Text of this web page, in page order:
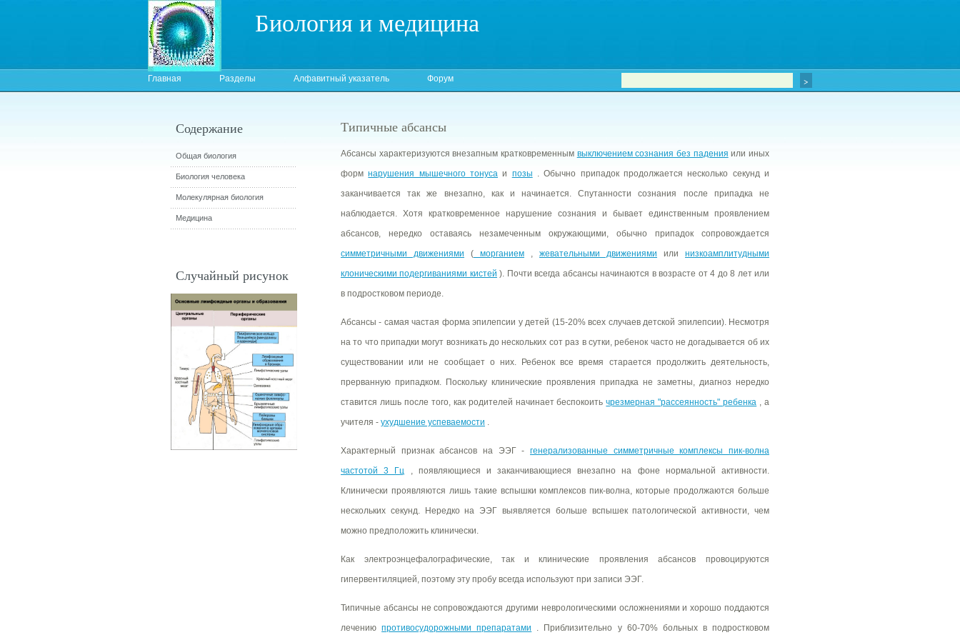
Биология и медицина
Главная Разделы Алфавитный указатель Форум
Типичные абсансы
Абсансы характеризуются внезапным кратковременным выключением сознания без падения или иных
формнарушения мышечного тонуса и позы . Обычно припадок продолжается несколько секунд и
заканчивается так же внезапно, как и начинается. Спутанности сознания после припадка не
наблюдается. Хотя кратковременное нарушение сознания и бывает единственным проявлением
абсансов, нередко оставаясь незамеченным окружающими, обычно припадок сопровождается
симметричными движениями ( морганием , жевательными движениями или низкоамплитудными
клоническими подергиваниями кистей ). Почти всегда абсансы начинаются в возрасте от 4 до 8 лет или
в подростковом периоде.
Абсансы - самая частая форма эпилепсии у детей (15-20% всех случаев детской эпилепсии). Несмотря
на то что припадки могут возникать до нескольких сот раз в сутки, ребенок часто не догадывается об их
существовании или не сообщает о них. Ребенок все время старается продолжить деятельность,
прерванную припадком. Поскольку клинические проявления припадка не заметны, диагноз нередко
ставится лишь после того, как родителей начинает беспокоитьчрезмерная "рассеянность" ребенка , а
учителя - ухудшение успеваемости .
Характерный признак абсансов на ЭЭГ - генерализованные симметричные комплексы пик-волна
частотой 3 Гц , появляющиеся и заканчивающиеся внезапно на фоне нормальной активности.
Клинически проявляются лишь такие вспышки комплексов пик-волна, которые продолжаются больше
нескольких секунд. Нередко на ЭЭГ выявляется больше вспышек патологической активности, чем
можно предположить клинически.
Как электроэнцефалографические, так и клинические проявления абсансов провоцируются
гипервентиляцией, поэтому эту пробу всегда используют при записи ЭЭГ.
Типичные абсансы не сопровождаются другими неврологическими осложнениями и хорошо поддаются
лечениюпротивосудорожными препаратами . Приблизительно у 60-70% больных в подростковом
Содержание
Общая биология
Биология человека
Молекулярная биология
Медицина
Случайный рисунок